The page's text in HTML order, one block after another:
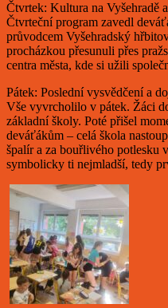
Čtvrtek: Kultura na Vyšehradě
Čtvrteční program zavedl
průvodcem Vyšehradský
procházkou přesunuli přes
centra města, kde si užili
Pátek: Poslední vysvědčení a
Vše vyvrcholilo v pátek. Žáci
základní školy. Poté přišel
deváťákům – celá škola
špalír a za bouřlivého potlesku
symbolicky ti nejmladší, tedy